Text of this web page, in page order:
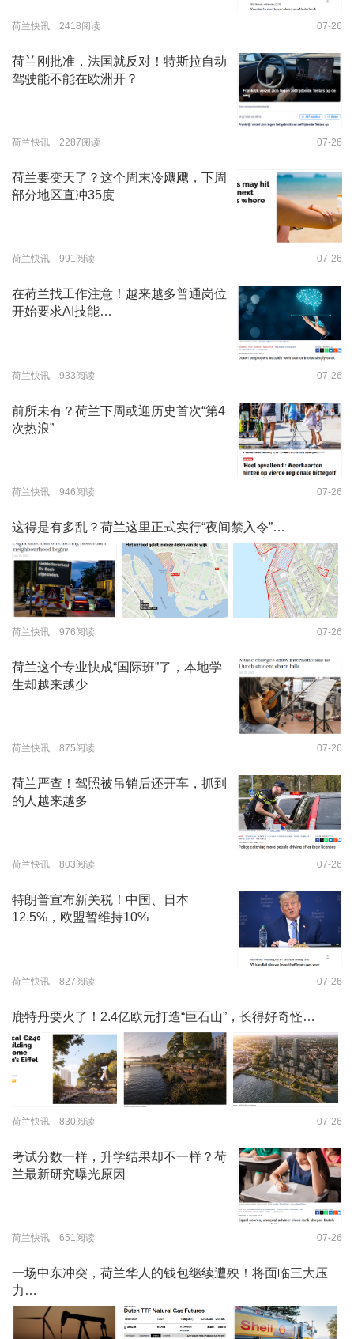
荷兰快讯 2418阅读 07-26
荷兰刚批准，法国就反对！特斯拉自动
驾驶能不能在欧洲开？
荷兰快讯 2287阅读 07-26
荷兰要变天了？这个周末冷飕飕，下周
部分地区直冲35度
荷兰快讯 991阅读 07-26
在荷兰找工作注意！越来越多普通岗位
开始要求AI技能…
荷兰快讯 933阅读 07-26
前所未有？荷兰下周或迎历史首次“第4
次热浪”
荷兰快讯 946阅读 07-26
这得是有多乱？荷兰这里正式实行“夜间禁入令”…
荷兰快讯 976阅读 07-26
荷兰这个专业快成“国际班”了，本地学
生却越来越少
荷兰快讯 875阅读 07-26
荷兰严查！驾照被吊销后还开车，抓到
的人越来越多
荷兰快讯 803阅读 07-26
特朗普宣布新关税！中国、日本
12.5%，欧盟暂维持10%
荷兰快讯 827阅读 07-26
鹿特丹要火了！2.4亿欧元打造“巨石山”，长得好奇怪…
荷兰快讯 830阅读 07-26
考试分数一样，升学结果却不一样？荷
兰最新研究曝光原因
荷兰快讯 651阅读 07-26
一场中东冲突，荷兰华人的钱包继续遭殃！将面临三大压
力…